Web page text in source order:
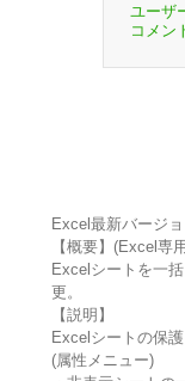
ユーザ
コメン
Excel最新バージ
【概要】(Excel専
Excelシートを一
更。
【説明】
Excelシートの保
(属性メニュー)